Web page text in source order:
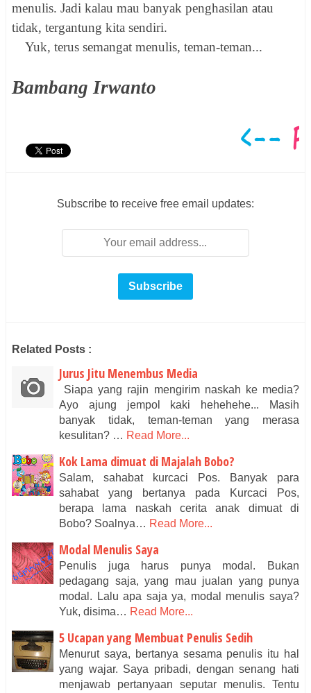
menulis. Jadi kalau mau banyak penghasilan atau
tidak, tergantung kita sendiri.
Yuk, terus semangat menulis, teman-teman...
Bambang Irwanto
Subscribe to receive free email updates:
Related Posts :
Jurus Jitu Menembus Media
Siapa yang rajin mengirim naskah ke media?
Ayo ajung jempol kaki hehehehe... Masih
banyak tidak, teman-teman yang merasa
kesulitan? … Read More...
Kok Lama dimuat di Majalah Bobo?
Salam, sahabat kurcaci Pos. Banyak para
sahabat yang bertanya pada Kurcaci Pos,
berapa lama naskah cerita anak dimuat di
Bobo? Soalnya… Read More...
Modal Menulis Saya
Penulis juga harus punya modal. Bukan
pedagang saja, yang mau jualan yang punya
modal. Lalu apa saja ya, modal menulis saya?
Yuk, disima… Read More...
5 Ucapan yang Membuat Penulis Sedih
Menurut saya, bertanya sesama penulis itu hal
yang wajar. Saya pribadi, dengan senang hati
menjawab pertanyaan seputar menulis. Tentu